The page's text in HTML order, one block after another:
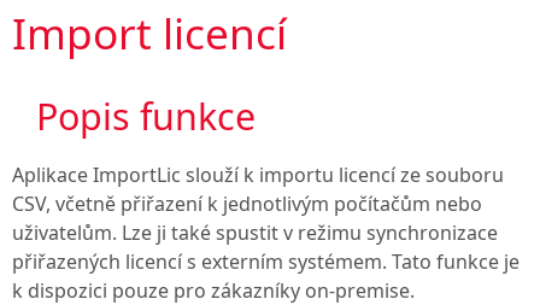
Import licencí
Popis funkce
Aplikace ImportLic slouží k importu licencí ze souboru
CSV, včetně přiřazení k jednotlivým počítačům nebo
uživatelům. Lze ji také spustit v režimu synchronizace
přiřazených licencí s externím systémem. Tato funkce je
k dispozici pouze pro zákazníky on-premise.